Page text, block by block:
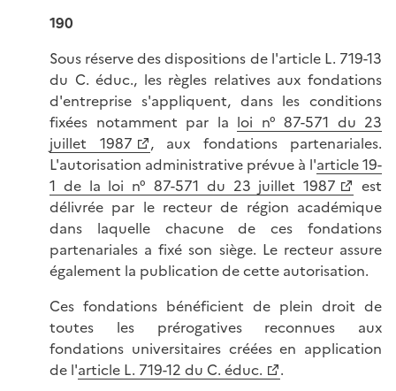
190
Sous réserve des dispositions de l'article L. 719-13
du C. éduc., les règles relatives aux fondations
d'entreprise s'appliquent, dans les conditions
fixées notamment par la loi n° 87-571 du 23
juillet 1987
, aux fondations partenariales.
L'autorisation administrative prévue à l'article 19-
1 de la loi n° 87-571 du 23 juillet 1987
est
délivrée par le recteur de région académique
dans laquelle chacune de ces fondations
partenariales a fixé son siège. Le recteur assure
également la publication de cette autorisation.
Ces fondations bénéficient de plein droit de
toutes les prérogatives reconnues aux
fondations universitaires créées en application
de l'article L. 719-12 du C. éduc.
.